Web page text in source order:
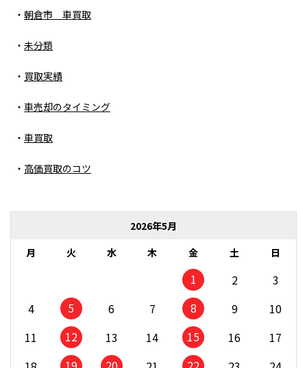
朝倉市 車買取
未分類
買取実績
車売却のタイミング
車買取
高価買取のコツ
2026年5月
月
火 水 木 金 土 日
1 2
3
4
5 6 7 8 9
10
11
12 13 14 15 16
17